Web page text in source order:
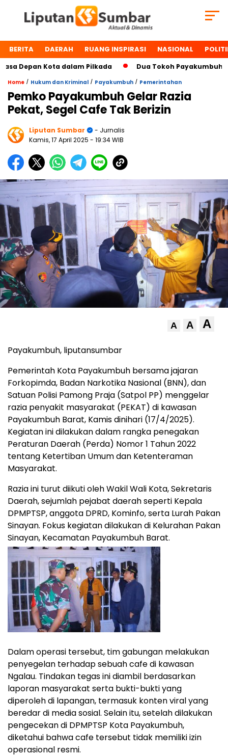
BERITA DAERAH RUANG INSPIRASI NASIONAL
Depan Kota dalam Pilkada Dua Tokoh Payakumbuh, Dr.
Home / Hukum dan Kriminal / Payakumbuh / Pemerintahan
Pemko Payakumbuh Gelar Razia
Pekat, Segel Cafe Tak Berizin
Liputan Sumbar
- Jurnalis
Kamis, 17 April 2025 - 19:34 WIB
A A A
Payakumbuh, liputansumbar
Pemerintah Kota Payakumbuh bersama jajaran
Forkopimda, Badan Narkotika Nasional (BNN), dan
Satuan Polisi Pamong Praja (Satpol PP) menggelar
razia penyakit masyarakat (PEKAT) di kawasan
Payakumbuh Barat, Kamis dinihari (17/4/2025).
Kegiatan ini dilakukan dalam rangka penegakan
Peraturan Daerah (Perda) Nomor 1 Tahun 2022
tentang Ketertiban Umum dan Ketenteraman
Masyarakat.
Razia ini turut diikuti oleh Wakil Wali Kota, Sekretaris
Daerah, sejumlah pejabat daerah seperti Kepala
DPMPTSP, anggota DPRD, Kominfo, serta Lurah Pakan
Sinayan. Fokus kegiatan dilakukan di Kelurahan Pakan
Sinayan, Kecamatan Payakumbuh Barat.
Dalam operasi tersebut, tim gabungan melakukan
penyegelan terhadap sebuah cafe di kawasan
Ngalau. Tindakan tegas ini diambil berdasarkan
laporan masyarakat serta bukti-bukti yang
diperoleh di lapangan, termasuk konten viral yang
beredar di media sosial. Selain itu, setelah dilakukan
pengecekan di DPMPTSP Kota Payakumbuh,
diketahui bahwa cafe tersebut tidak memiliki izin
operasional resmi.